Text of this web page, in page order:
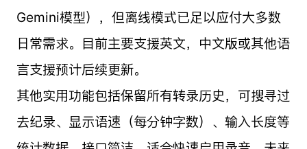
Gemini模型），但离线模式已足以应付大多数
日常需求。目前主要支援英文，中文版或其他语
言支援预计后续更新。
其他实用功能包括保留所有转录历史，可搜寻过
去纪录、显示语速（每分钟字数）、输入长度等